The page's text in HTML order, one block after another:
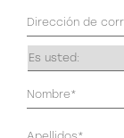
Correo
electrónico
(Obligatorio)
Ocupación
Datos
personales